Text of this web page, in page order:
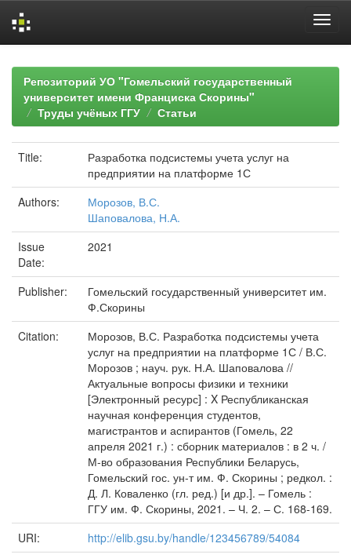
navigationРепозиторий УО "Гомельский государственный
университет имени Франциска Скорины"
Труды учёных ГГУ
Статьи
Title:
Разработка подсистемы учета услуг на
предприятии на платформе 1С
Authors:
Морозов, В.С.
Шаповалова, Н.А.
Issue
Date:
2021
Publisher:
Гомельский государственный университет им.
Ф.Скорины
Citation:
Морозов, В.С. Разработка подсистемы учета
услуг на предприятии на платформе 1С / В.С.
Морозов ; науч. рук. Н.А. Шаповалова //
Актуальные вопросы физики и техники
[Электронный ресурс] : X Республиканская
научная конференция студентов,
магистрантов и аспирантов (Гомель, 22
апреля 2021 г.) : сборник материалов : в 2 ч. /
М-во образования Республики Беларусь,
Гомельский гос. ун-т им. Ф. Скорины ; редкол. :
Д. Л. Коваленко (гл. ред.) [и др.]. – Гомель :
ГГУ им. Ф. Скорины, 2021. – Ч. 2. – С. 168-169.
URI:
http://elib.gsu.by/handle/123456789/54084